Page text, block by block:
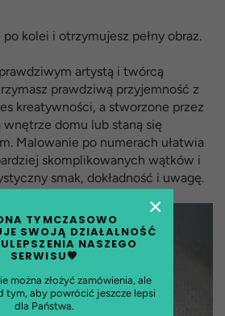
TYMCZASOWO
SWOJĄ DZIAŁALNOŚĆ
NASZEGO
SERWISU🧡
można złożyć zamówienia, ale
tym, aby powrócić jeszcze lepsi
dla Państwa.
×
kolei i otrzymujesz pełny obraz.
artystą i twórcą
prawdziwą przyjemność z
kreatywności, a stworzone przez
domu lub staną się
Malowanie po numerach ułatwia
skomplikowanych wątków i
smak, dokładność i uwagę.